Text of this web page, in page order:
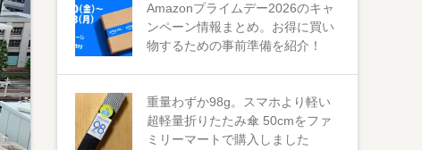
Amazonプライムデー2026のキャ
ンペーン情報まとめ。お得に買い
物するための事前準備を紹介！
重量わずか98g。スマホより軽い
超軽量折りたたみ傘 50cmをファ
ミリーマートで購入しました